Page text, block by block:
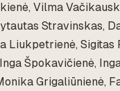
Vilma
Stravinskas,
Liukpetrienė, Sigitas
Špokavičienė,
Grigaliūnienė,